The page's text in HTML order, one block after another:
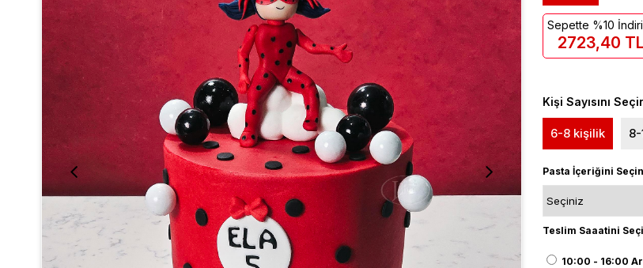
Kişi Sayısını
6-8 kişilik
Pasta İçeriğini
Teslim Saaatini
10:00 - 16:00
Sepette %10
2723,40 TL